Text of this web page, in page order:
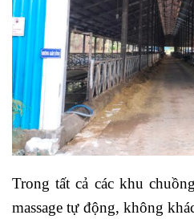
Trong tất cả các khu
massage tự động, không